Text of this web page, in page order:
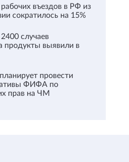
въездов в РФ из
сократилось на 15%
случаев
продукты выявили в
провести
ФИФА по
прав на ЧМ